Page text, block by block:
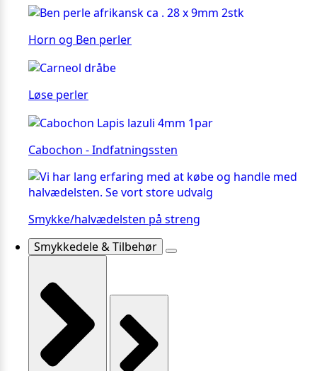
Horn og Ben perler
Løse perler
Cabochon - Indfatningssten
Smykke/halvædelsten på streng
Smykkedele & Tilbehør